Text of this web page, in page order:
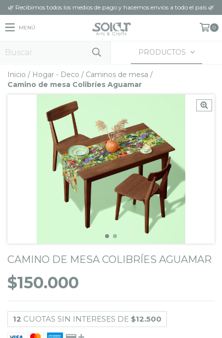
🌿 Recibimos todos los medios de pago y hacemos envíos a todo el país 🌿
MENÚ 0
PRODUCTOS
Inicio / Hogar - Deco / Caminos de mesa /
Camino de mesa Colibríes Aguamar
CAMINO DE MESA COLIBRÍES AGUAMAR
$150.000
12 CUOTAS SIN INTERESES DE $12.500